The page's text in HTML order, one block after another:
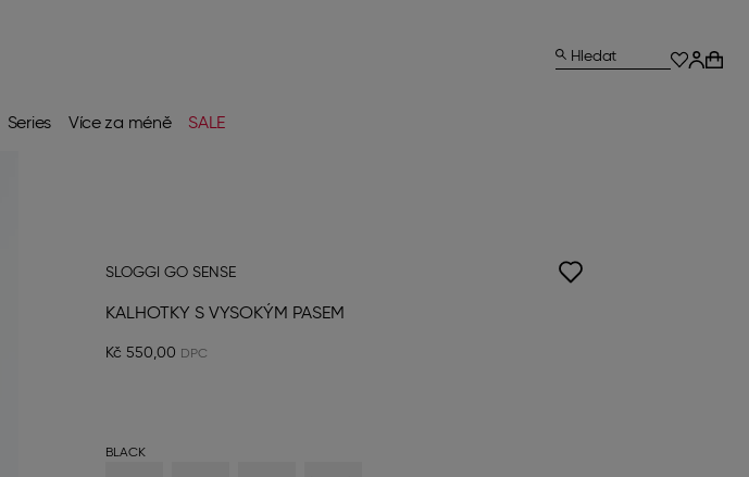
Series Více za méně SALE
Hledat
SLOGGI GO SENSE
KALHOTKY S VYSOKÝM PASEM
Kč 550,00
BLACK